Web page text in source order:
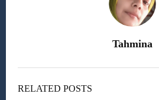
Tahmina
RELATED POSTS